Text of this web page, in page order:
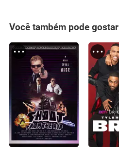
Você também pode gostar